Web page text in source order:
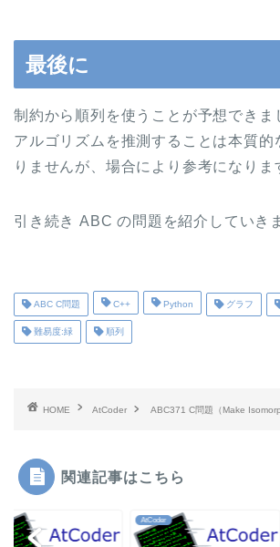
最後に
制約から順列を使うことが予想できま
アルゴリズムを推測することは本質的
りませんが、場合により参考になりま
引き続き ABC の問題を紹介していき
ABC C問題 C++ Python グラフ
難易度:緑 順列
HOME AtCoder ABC371 C問題（Make
関連記事はこちら
AtCoder